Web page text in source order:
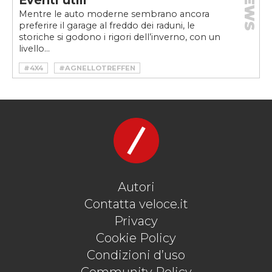
Mentre le auto moderne sembrano ancora
preferire il garage al freddo dei raduni, le
storiche si godono i rigori dell’inverno, con un
livello...
#4X4
#AGNELLOTREFFEN
#AUTO SOTTO ZERO BY NIGHT
#CLUB DI CALTANISSETTA LERCARA 4X4
#MEMORIAL GIOVANNI D’AMICO
#MOSTRA SCAMBIO DI SIRACUSA
Autori
Contatta veloce.it
Privacy
Cookie Policy
Condizioni d’uso